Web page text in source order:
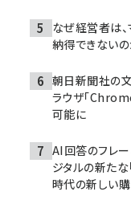
なぜ経営者は
納得できないの
朝日新聞社の
ラウザ「
可能に
AI回答のフレー
ジタルの新たな
時代の新しい購